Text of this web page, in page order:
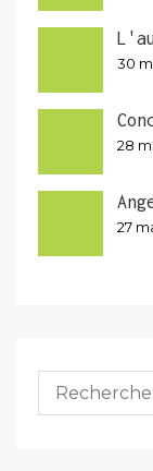
30
28
27
Rechercher :